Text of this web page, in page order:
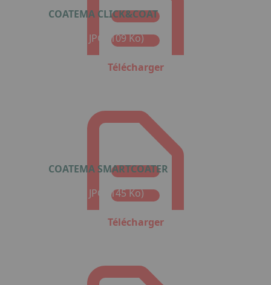
COATEMA CLICK&COAT
Format : JPG (109 Ko)
Télécharger
COATEMA SMARTCOATER
Format : JPG (145 Ko)
Télécharger